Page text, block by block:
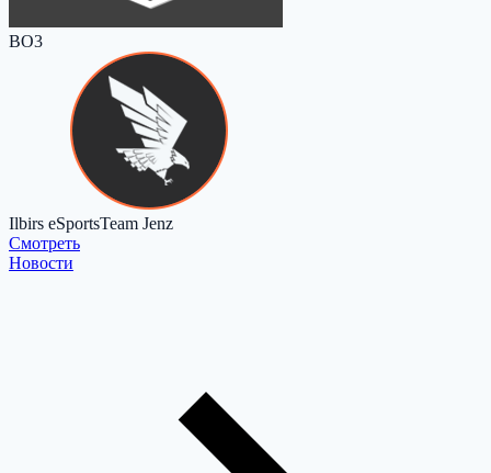
BO3
Ilbirs eSportsTeam Jenz
Cмотреть
Новости